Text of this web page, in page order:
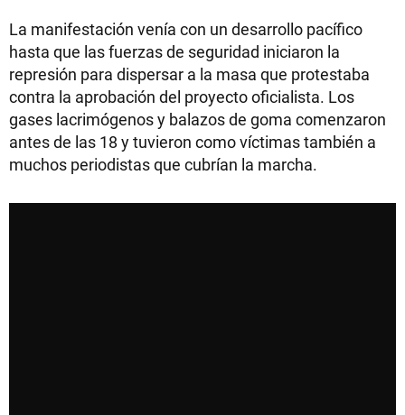
La manifestación venía con un desarrollo pacífico
hasta que las fuerzas de seguridad iniciaron la
represión para dispersar a la masa que protestaba
contra la aprobación del proyecto oficialista. Los
gases lacrimógenos y balazos de goma comenzaron
antes de las 18 y tuvieron como víctimas también a
muchos periodistas que cubrían la marcha.